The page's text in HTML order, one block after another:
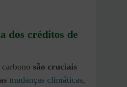
dos créditos de
são cruciais
mudanças climáticas,